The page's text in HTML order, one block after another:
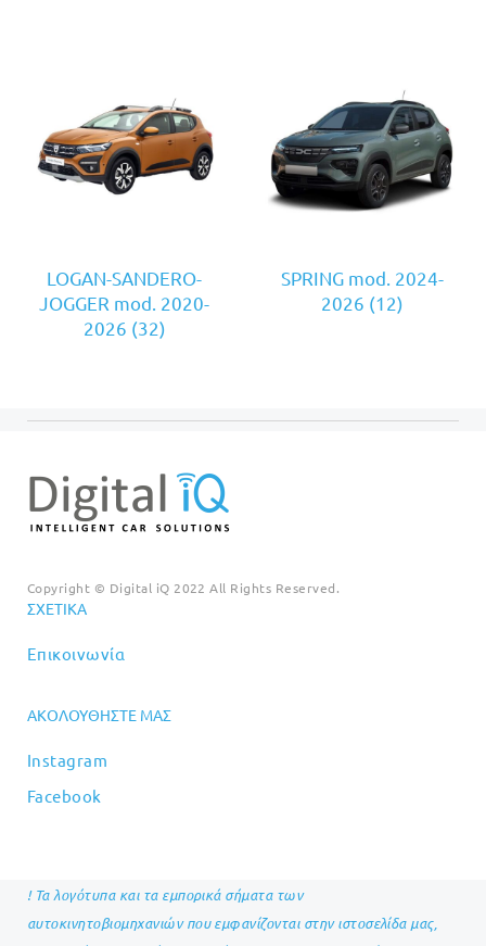
LOGAN-SANDERO-
JOGGER mod. 2020-
2026 (32)
SPRING mod. 2024-
2026 (12)
Copyright © Digital iQ 2022 All Rights Reserved.
ΣΧΕΤΙΚΆ
Επικοινωνία
ΑΚΟΛΟΥΘΉΣΤΕ ΜΑΣ
Instagram
Facebook
! Τα λογότυπα και τα εμπορικά σήματα των
αυτοκινητοβιομηχανιών που εμφανίζονται στην ιστοσελίδα μας,